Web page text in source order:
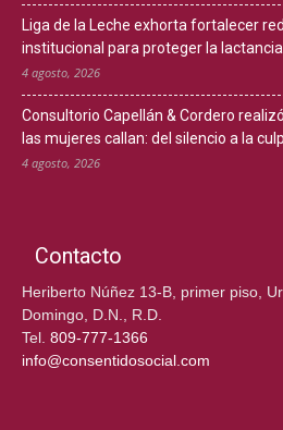
Liga de la Leche exhorta fortalecer
institucional para proteger la
4 agosto, 2026
Consultorio Capellán & Cordero
las mujeres callan: del silencio a la
4 agosto, 2026
Contacto
Heriberto Núñez 13-B, primer piso,
Domingo, D.N., R.D.
Tel. 809-777-1366
info@consentidosocial.com